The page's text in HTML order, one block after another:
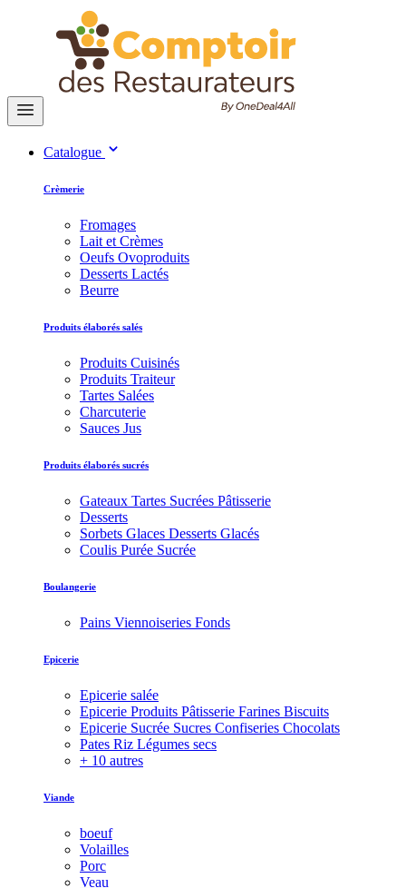
Catalogue
Crèmerie
Fromages
Lait et Crèmes
Oeufs Ovoproduits
Desserts Lactés
Beurre
Produits élaborés salés
Produits Cuisinés
Produits Traiteur
Tartes Salées
Charcuterie
Sauces Jus
Produits élaborés sucrés
Gateaux Tartes Sucrées Pâtisserie
Desserts
Sorbets Glaces Desserts Glacés
Coulis Purée Sucrée
Boulangerie
Pains Viennoiseries Fonds
Epicerie
Epicerie salée
Epicerie Produits Pâtisserie Farines Biscuits
Epicerie Sucrée Sucres Confiseries Chocolats
Pates Riz Légumes secs
+ 10 autres
Viande
boeuf
Volailles
Porc
Veau